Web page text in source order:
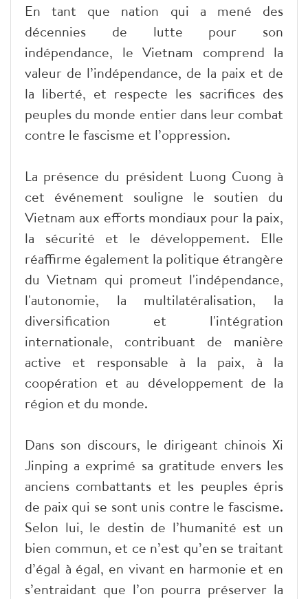
En tant que nation qui a mené des
décennies de lutte pour son
indépendance, le Vietnam comprend la
valeur de l’indépendance, de la paix et de
la liberté, et respecte les sacrifices des
peuples du monde entier dans leur combat
contre le fascisme et l’oppression.
La présence du président Luong Cuong à
cet événement souligne le soutien du
Vietnam aux efforts mondiaux pour la paix,
la sécurité et le développement. Elle
réaffirme également la politique étrangère
du Vietnam qui promeut l'indépendance,
l'autonomie, la multilatéralisation, la
diversification et l'intégration
internationale, contribuant de manière
active et responsable à la paix, à la
coopération et au développement de la
région et du monde.
Dans son discours, le dirigeant chinois Xi
Jinping a exprimé sa gratitude envers les
anciens combattants et les peuples épris
de paix qui se sont unis contre le fascisme.
Selon lui, le destin de l’humanité est un
bien commun, et ce n’est qu’en se traitant
d’égal à égal, en vivant en harmonie et en
s’entraidant que l’on pourra préserver la